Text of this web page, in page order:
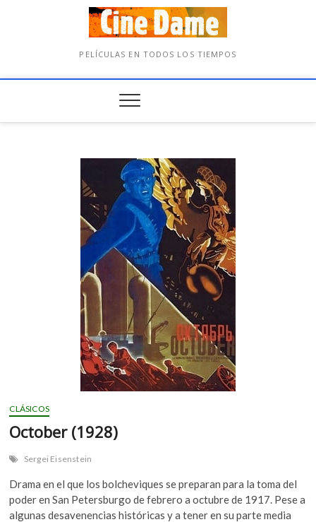
PELÍCULAS EN TODOS LOS TIEMPOS
CLÁSICOS
October (1928)
Sergei Eisenstein
Drama en el que los bolcheviques se preparan para la toma del
poder en San Petersburgo de febrero a octubre de 1917. Pese a
algunas desavenencias históricas y a tener en su parte media